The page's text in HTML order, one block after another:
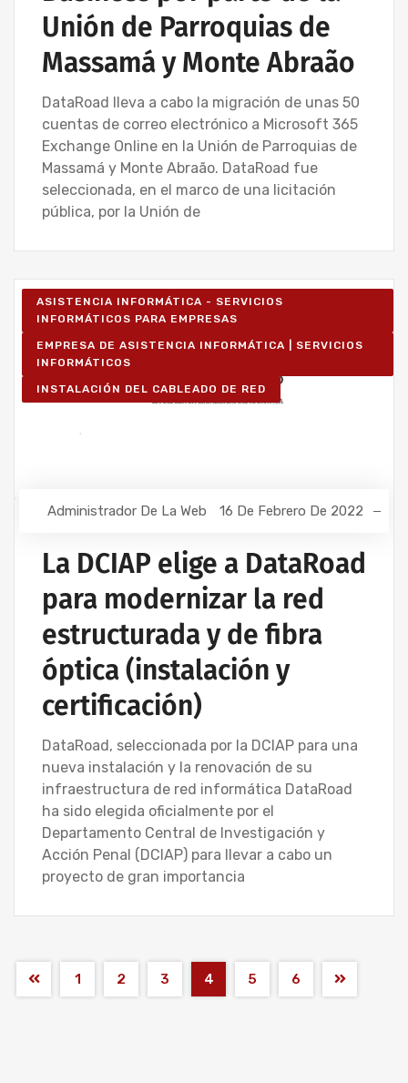
Unión de Parroquias de
Massamá y Monte Abraão
DataRoad lleva a cabo la migración de unas 50
cuentas de correo electrónico a Microsoft 365
Exchange Online en la Unión de Parroquias de
Massamá y Monte Abraão. DataRoad fue
seleccionada, en el marco de una licitación
pública, por la Unión de
ASISTENCIA INFORMÁTICA - SERVICIOS
INFORMÁTICOS PARA EMPRESAS
EMPRESA DE ASISTENCIA INFORMÁTICA | SERVICIOS
INFORMÁTICOS
INSTALACIÓN DEL CABLEADO DE RED
Administrador De La Web 16 De Febrero De 2022
La DCIAP elige a DataRoad
para modernizar la red
estructurada y de fibra
óptica (instalación y
certificación)
DataRoad, seleccionada por la DCIAP para una
nueva instalación y la renovación de su
infraestructura de red informática DataRoad
ha sido elegida oficialmente por el
Departamento Central de Investigación y
Acción Penal (DCIAP) para llevar a cabo un
proyecto de gran importancia
1 2 3 4 5 6